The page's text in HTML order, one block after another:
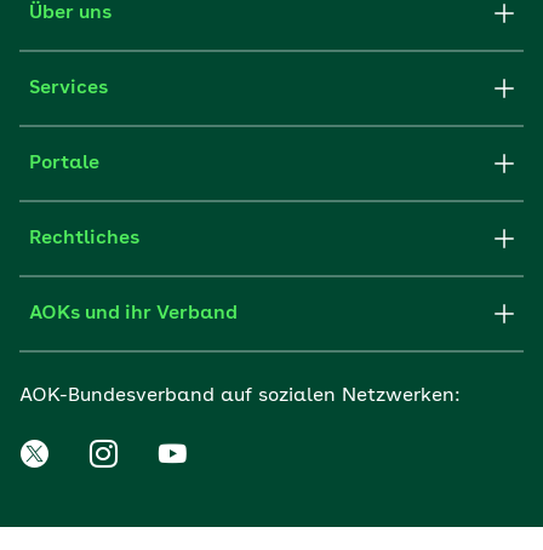
Über uns
Services
Portale
Rechtliches
AOKs und ihr Verband
AOK-Bundesverband auf sozialen Netzwerken: